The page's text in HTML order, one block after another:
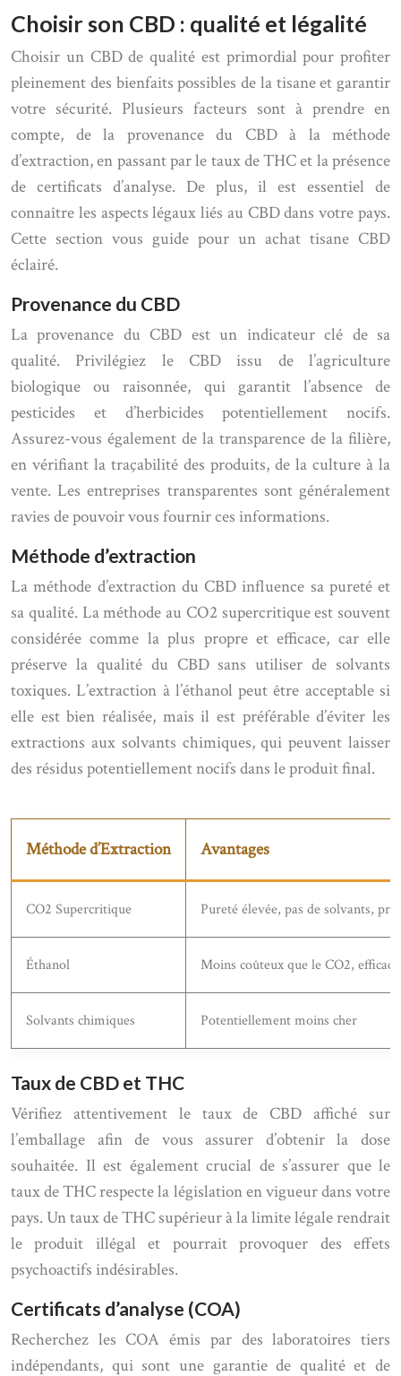
Choisir son CBD : qualité et légalité
Choisir un CBD de qualité est primordial pour profiter
pleinement des bienfaits possibles de la tisane et garantir
votre sécurité. Plusieurs facteurs sont à prendre en
compte, de la provenance du CBD à la méthode
d’extraction, en passant par le taux de THC et la présence
de certificats d’analyse. De plus, il est essentiel de
connaître les aspects légaux liés au CBD dans votre pays.
Cette section vous guide pour un achat tisane CBD
éclairé.
Provenance du CBD
La provenance du CBD est un indicateur clé de sa
qualité. Privilégiez le CBD issu de l’agriculture
biologique ou raisonnée, qui garantit l’absence de
pesticides et d’herbicides potentiellement nocifs.
Assurez-vous également de la transparence de la filière,
en vérifiant la traçabilité des produits, de la culture à la
vente. Les entreprises transparentes sont généralement
ravies de pouvoir vous fournir ces informations.
Méthode d’extraction
La méthode d’extraction du CBD influence sa pureté et
sa qualité. La méthode au CO2 supercritique est souvent
considérée comme la plus propre et efficace, car elle
préserve la qualité du CBD sans utiliser de solvants
toxiques. L’extraction à l’éthanol peut être acceptable si
elle est bien réalisée, mais il est préférable d’éviter les
extractions aux solvants chimiques, qui peuvent laisser
des résidus potentiellement nocifs dans le produit final.
Méthode d’Extraction Avantages
CO2 Supercritique Pureté élevée, pas de solvants,
Éthanol Moins coûteux que le CO2, efficace
Solvants chimiques Potentiellement moins cher
Taux de CBD et THC
Vérifiez attentivement le taux de CBD affiché sur
l’emballage afin de vous assurer d’obtenir la dose
souhaitée. Il est également crucial de s’assurer que le
taux de THC respecte la législation en vigueur dans votre
pays. Un taux de THC supérieur à la limite légale rendrait
le produit illégal et pourrait provoquer des effets
psychoactifs indésirables.
Certificats d’analyse (COA)
Recherchez les COA émis par des laboratoires tiers
indépendants, qui sont une garantie de qualité et de